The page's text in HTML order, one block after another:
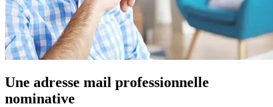
Une adresse mail professionnelle
nominative